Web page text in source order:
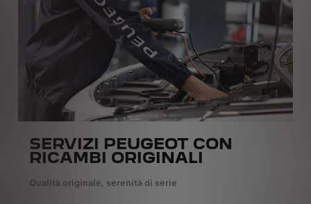
SERVIZI PEUGEOT CON
RICAMBI ORIGINALI
Qualità originale, serenità di serie